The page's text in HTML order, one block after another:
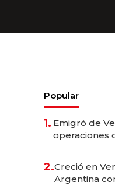
Popular
1. Emigró de
operaciones
2.Creció en
Argentina